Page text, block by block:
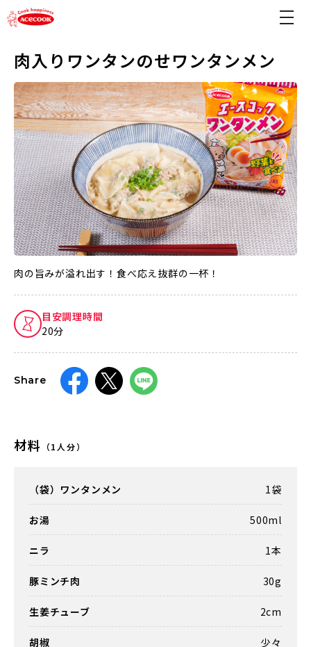
肉入りワンタンのせワンタンメン
肉の旨みが溢れ出す！食べ応え抜群の一杯！
目安調理時間
20分
Share
材料 （1人分）
（袋）ワンタンメン 1袋
お湯 500ml
ニラ 1本
豚ミンチ肉 30g
生姜チューブ 2cm
胡椒 少々